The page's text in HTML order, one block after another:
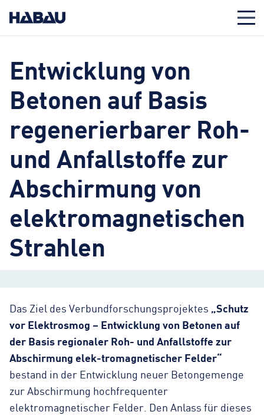
Entwicklung von
Betonen auf Basis
regenerierbarer Roh-
und Anfallstoffe zur
Abschirmung von
elektromagnetischen
Strahlen
Das Ziel des Verbundforschungsprojektes „Schutz
vor Elektrosmog – Entwicklung von Betonen auf
der Basis regionaler Roh- und Anfallstoffe zur
Abschirmung elek-tromagnetischer Felder“
bestand in der Entwicklung neuer Betongemenge
zur Abschirmung hochfrequenter
elektromagnetischer Felder. Den Anlass für dieses